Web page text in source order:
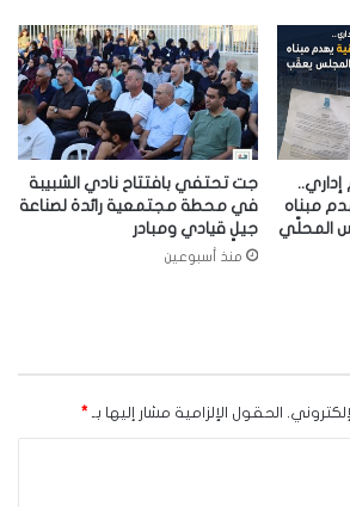
مبناه
المحلّي
جت تحتفي بافتتاح نادي الشبيبة
في محطة مجتمعية رائدة لصناعة
جيلٍ قيادي ومبادر
منذ أسبوعين
الحقول الإلزامية مشار إليها بـ *